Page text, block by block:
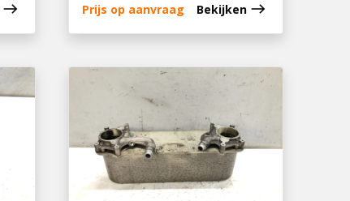
east Prijs op aanvraag Bekijken east